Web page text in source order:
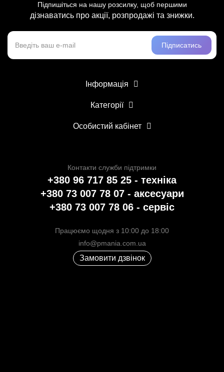
Підпишіться на нашу розсилку, щоб першими
дізнаватись про акції, розпродажі та знижки.
Підписатись
Інформація
Категорії
Особистий кабінет
Контакти служби підтримки
+380 96 717 85 25 - техніка
+380 73 007 78 07 - аксесуари
+380 73 007 78 06 - сервіс
Працюємо щодня з 10:00 до 18:00
info@pmania.com.ua
Замовити дзвінок